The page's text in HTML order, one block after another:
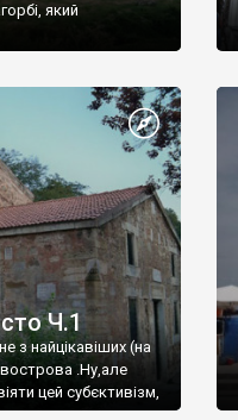
який
Ч.1
з найцікавіших (на
.Ну,але
цей субєктивізм,